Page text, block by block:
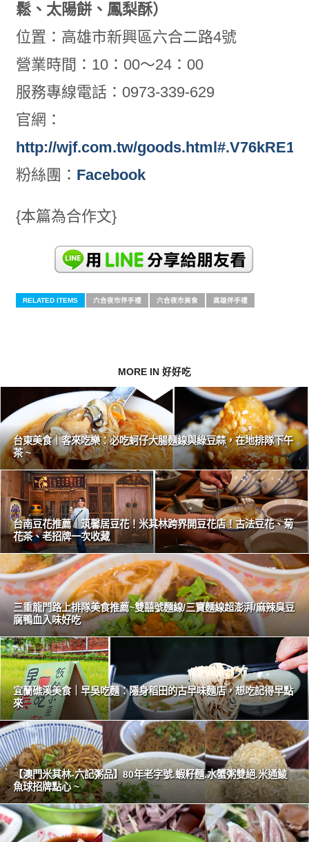
鬆、太陽餅、鳳梨酥）
位置：高雄市新興區六合二路4號
營業時間：10：00～24：00
服務專線電話：0973-339-629
官網：
http://wjf.com.tw/
粉絲團： Facebook
{本篇為合作文}
RELATED ITEMS 六合夜市伴手禮 六合夜市美食 高雄伴手禮
MORE IN 好好吃
台東美食｜客來吃樂：必吃蚵仔大腸麵線與綠豆蒜，在地排隊下午
茶 ~
台南豆花推薦｜筑馨居豆花！米其林跨界開豆花店！古法豆花、菊
花茶、老招牌一次收藏
三重龍門路上排隊美食推薦~雙囍號麵線/三寶麵線超澎湃/麻辣臭豆
腐鴨血入味好吃
宜蘭礁溪美食｜早吳吃麵：隱身稻田的古早味麵店，想吃記得早點
來
【澳門米其林-六記粥品】80年老字號.蝦籽麵.水蟹粥雙絕.米通鯪
魚球招牌點心 ~